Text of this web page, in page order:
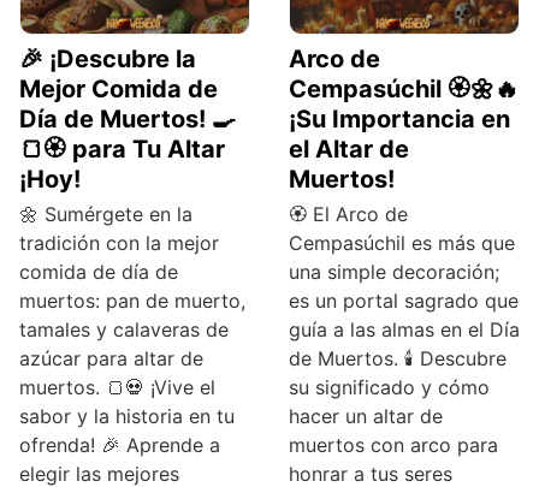
🎉 ¡Descubre la
Mejor Comida de
Día de Muertos! 🍳
🍞🏵️ para Tu Altar
¡Hoy!
🌼 Sumérgete en la
tradición con la mejor
comida de día de
muertos: pan de muerto,
tamales y calaveras de
azúcar para altar de
muertos. 🍞💀 ¡Vive el
sabor y la historia en tu
ofrenda! 🎉 Aprende a
elegir las mejores
Arco de
Cempasúchil 🏵️🌼🔥
¡Su Importancia en
el Altar de
Muertos!
🏵️ El Arco de
Cempasúchil es más que
una simple decoración;
es un portal sagrado que
guía a las almas en el Día
de Muertos. 🕯️ Descubre
su significado y cómo
hacer un altar de
muertos con arco para
honrar a tus seres